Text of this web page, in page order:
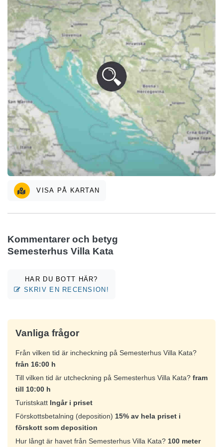
VISA PÅ KARTAN
Kommentarer och betyg
Semesterhus Villa Kata
HAR DU BOTT HÄR?
SKRIV EN RECENSION!
Vanliga frågor
Från vilken tid är incheckning på Semesterhus Villa Kata?
från 16:00 h
Till vilken tid är utcheckning på Semesterhus Villa Kata? fram
till 10:00 h
Turistskatt Ingår i priset
Förskottsbetalning (deposition) 15% av hela priset i
förskott som deposition
Hur långt är havet från Semesterhus Villa Kata? 100 meter